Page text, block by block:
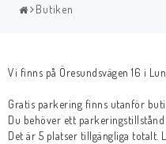
Butiken
Vi finns på Öresundsvägen 16 i
Gratis parkering finns utanför
Du behöver ett
Det är 5 platser tillgängliga totalt.